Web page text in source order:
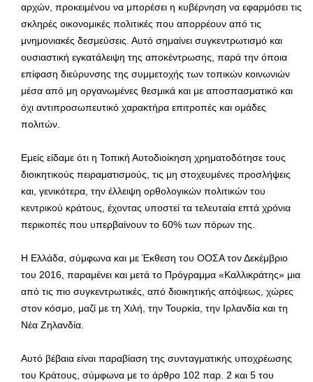
αρχών, προκειμένου να μπορέσει η κυβέρνηση να εφαρμόσει τις
σκληρές οικονομικές πολιτικές που απορρέουν από τις
μνημονιακές δεσμεύσεις. Αυτό σημαίνει συγκεντρωτισμό και
ουσιαστική εγκατάλειψη της αποκέντρωσης, παρά την όποια
επίφαση διεύρυνσης της συμμετοχής των τοπικών κοινωνιών
μέσα από μη οργανωμένες θεσμικά και με αποσπασματικό και
όχι αντιπροσωπευτικό χαρακτήρα επιτροπές και ομάδες
πολιτών.
Εμείς είδαμε ότι η Τοπική Αυτοδιοίκηση χρηματοδότησε τους
διοικητικούς πειραματισμούς, τις μη στοχευμένες προσλήψεις
και, γενικότερα, την έλλειψη ορθολογικών πολιτικών του
κεντρικού κράτους, έχοντας υποστεί τα τελευταία επτά χρόνια
περικοπές που υπερβαίνουν το 60% των πόρων της.
Η Ελλάδα, σύμφωνα και με Έκθεση του ΟΟΣΑ τον Δεκέμβριο
του 2016, παραμένει και μετά το Πρόγραμμα «Καλλικράτης» μια
από τις πιο συγκεντρωτικές, από διοικητικής απόψεως, χώρες
στον κόσμο, μαζί με τη Χιλή, την Τουρκία, την Ιρλανδία και τη
Νέα Ζηλανδία.
Αυτό βέβαια είναι παραβίαση της συνταγματικής υποχρέωσης
του Κράτους, σύμφωνα με το άρθρο 102 παρ. 2 και 5 του